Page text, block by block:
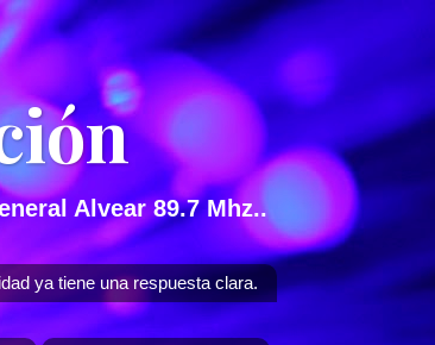
Alvear 89.7 Mhz..
ya tiene una respuesta clara.